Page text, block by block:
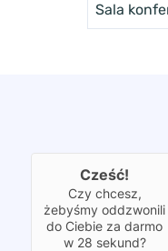
Sala
Polityka
Cześć!
Czy chcesz,
żebyśmy oddzwonili
do Ciebie za darmo
w 28 sekund?